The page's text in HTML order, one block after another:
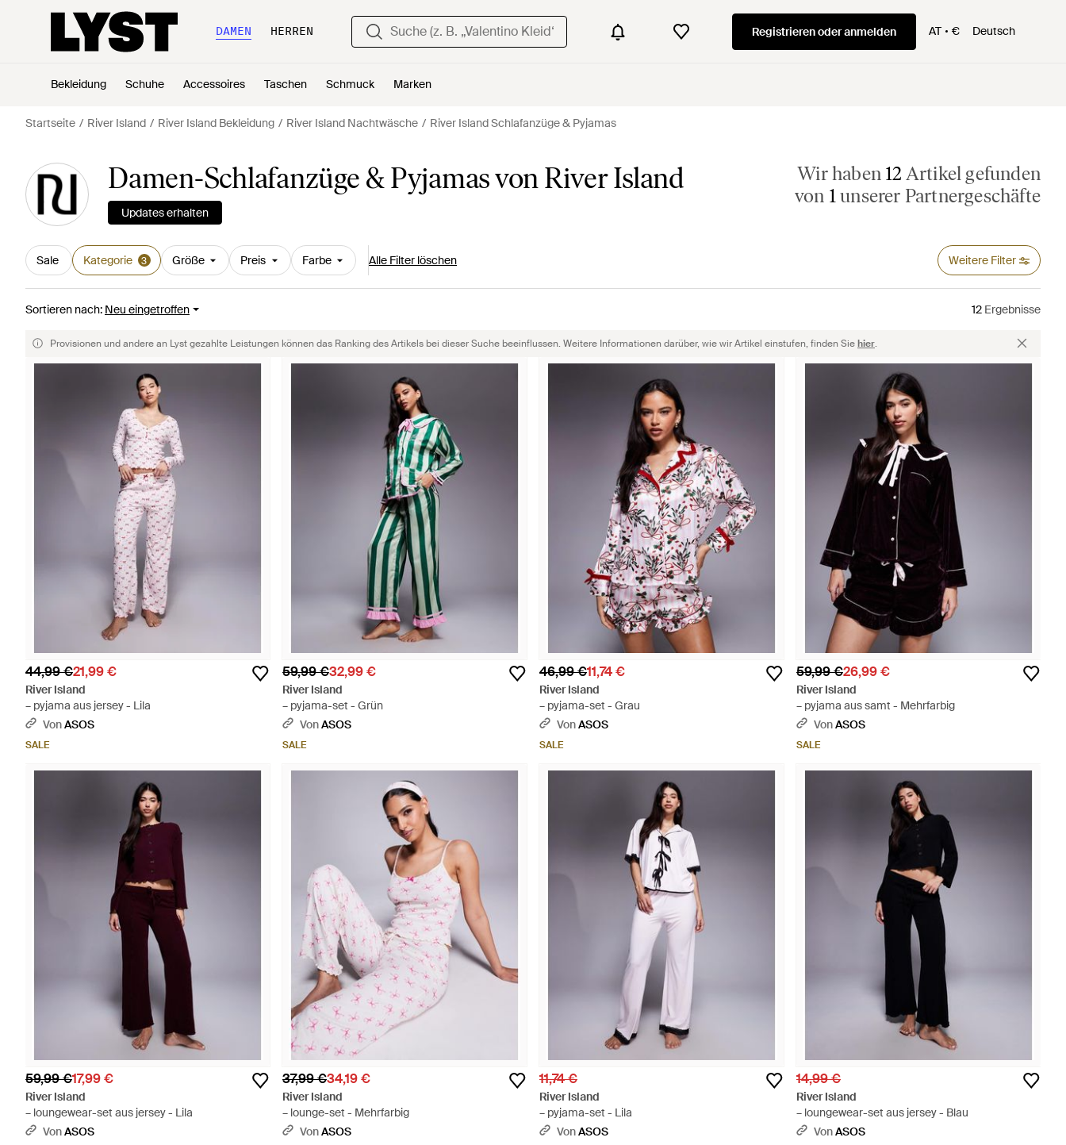
DAMEN HERREN Registrieren oder anmelden AT € Deutsch
Bekleidung Schuhe Accessoires Taschen Schmuck Marken
Startseite River Island River Island Bekleidung River Island Nachtwäsche River Island Schlafanzüge & Pyjamas
Damen-Schlafanzüge & Pyjamas von River Island
Updates erhalten
Wir haben 12 Artikel gefunden
von 1unserer Partnergeschäfte
Sale Kategorie 3 Größe Preis Farbe Alle Filter löschen Weitere Filter
Sortieren nach: Neu eingetroffen 12 Ergebnisse
Provisionen und andere an Lyst gezahlte Leistungen können das Ranking des Artikels bei dieser Suche beeinflussen. Weitere Informationen darüber, wie wir Artikel einstufen, finden Siehier.
44,99 €21,99 €
River Island
– pyjama aus jersey - Lila
VonASOS
SALE
59,99 €32,99 €
River Island
– pyjama-set - Grün
VonASOS
SALE
46,99 €11,74 €
River Island
– pyjama-set - Grau
VonASOS
SALE
59,99 €26,99 €
River Island
– pyjama aus samt - Mehrfarbig
VonASOS
SALE
59,99 €17,99 €
River Island
– loungewear-set aus jersey - Lila
VonASOS
37,99 €34,19 €
River Island
– lounge-set - Mehrfarbig
VonASOS
11,74 €
River Island
– pyjama-set - Lila
VonASOS
14,99 €
River Island
– loungewear-set aus jersey - Blau
VonASOS